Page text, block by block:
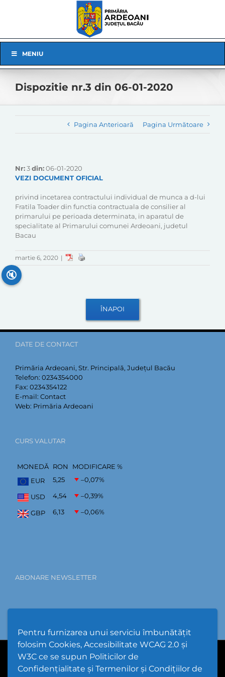
Pentru furnizarea unui serviciu îmbunătățit
folosim Cookies, Accesibilitate WCAG 2.0 și
W3C ce se supun Politicilor de
Confidențialitate și Termenilor și Condițiilor de
Navigation
MENIU
Dispozitie nr.3 din 06-01-2020
Pagina Anterioară Pagina Următoare
Nr:3din:06-01-2020
VEZI DOCUMENT OFICIAL
privind incetarea contractului individual de munca a d-lui
Fratila Toader din functia contractuala de consilier al
primarului pe perioada determinata, in aparatul de
specialitate al Primarului comunei Ardeoani, judetul
Bacau
martie 6, 2020 |
DATE DE CONTACT
Primăria Ardeoani, Str. Principală, Județul Bacău
Telefon: 0234354000
Fax: 0234354122
E-mail: Contact
Web: Primăria Ardeoani
CURS VALUTAR
MONEDĂ RON
MODIFICARE %
EUR
5,25 –0,07%
USD 4,54 –0,39%
GBP 6,13 –0,06%
ABONARE NEWSLETTER
Hartă Website
🔇